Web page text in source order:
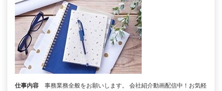
仕事内容
事務業務全般をお願いします。 会社紹介動画配信中！お気軽